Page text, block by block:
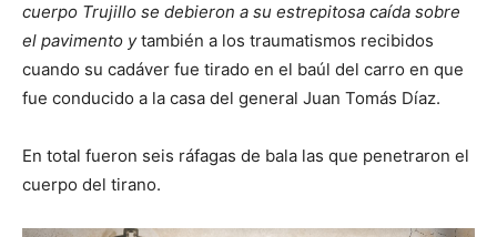
cuerpo Trujillo se debieron a su estrepitosa caída sobre
el pavimento ytambién a los traumatismos recibidos
cuando su cadáver fue tirado en el baúl del carro en que
fue conducido a la casa del general Juan Tomás Díaz.
En total fueron seis ráfagas de bala las que penetraron el
cuerpo del tirano.